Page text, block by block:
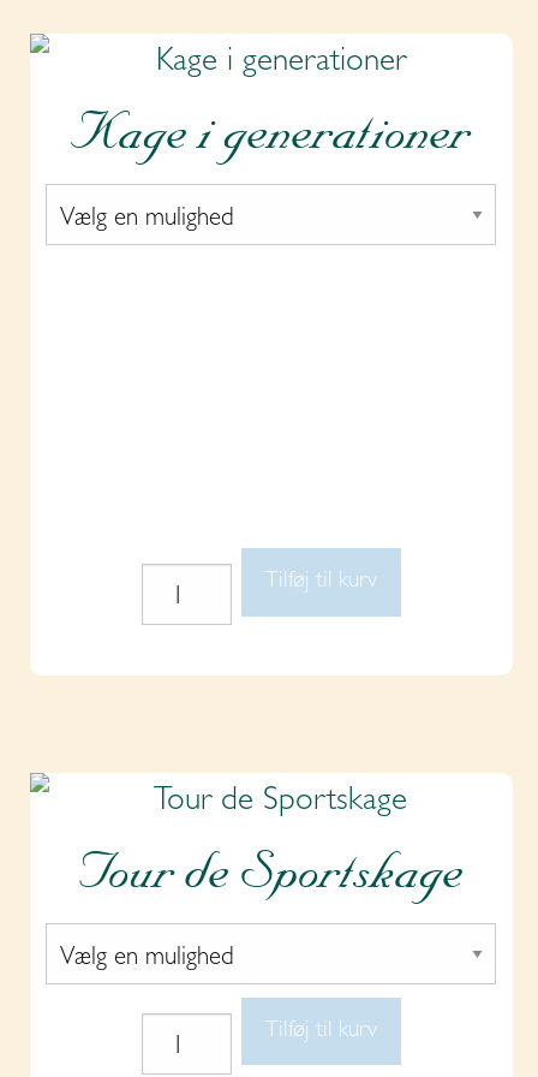
Kage i generationer
Kage
i
Tilføj til kurv
Tour de Sportskage
Tour
de
Tilføj til kurv